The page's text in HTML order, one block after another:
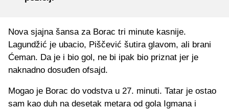
Nova sjajna šansa za Borac tri minute kasnije.
Lagundžić je ubacio, Piščević šutira glavom, ali brani
Ćeman. Da je i bio gol, ne bi ipak bio priznat jer je
naknadno dosuđen ofsajd.
Mogao je Borac do vodstva u 27. minuti. Tatar je ostao
sam kao duh na desetak metara od gola Igmana i